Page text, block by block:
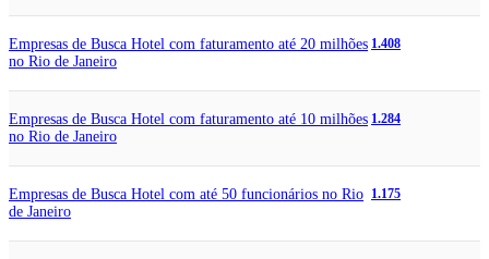
Empresas de Busca Hotel com faturamento até 20 milhões
no Rio de Janeiro
1.408
Empresas de Busca Hotel com faturamento até 10 milhões
no Rio de Janeiro
1.284
Empresas de Busca Hotel com até 50 funcionários no Rio
de Janeiro
1.175